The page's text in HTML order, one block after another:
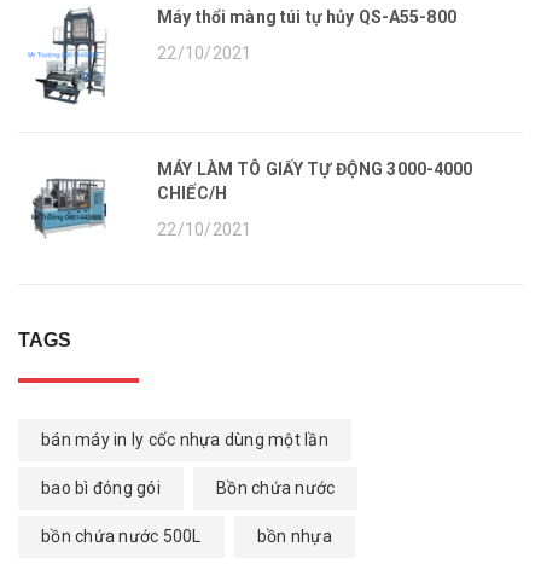
Máy thổi màng túi tự hủy QS-A55-800
22/10/2021
MÁY LÀM TÔ GIẤY TỰ ĐỘNG 3000-4000
CHIẾC/H
22/10/2021
TAGS
bán máy in ly cốc nhựa dùng một lần
bao bì đóng gói Bồn chứa nước
bồn chứa nước 500L bồn nhựa